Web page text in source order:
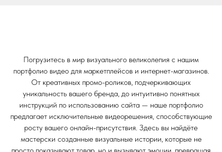
Погрузитесь в мир визуального великолепия с нашим
портфолио видео для маркетплейсов и интернет-магазинов.
От креативных промо-роликов, подчеркивающих
уникальность вашего бренда, до интуитивно понятных
инструкций по использованию сайта — наше портфолио
предлагает исключительные видеорешения, способствующие
росту вашего онлайн-присутствия. Здесь вы найдёте
мастерски созданные визуальные истории, которые не